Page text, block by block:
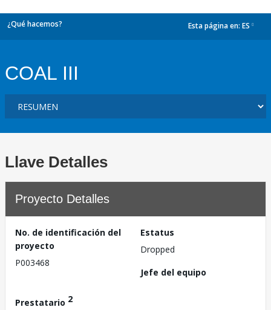
¿Qué hacemos? Esta página en: ES
COAL III
Llave Detalles
Proyecto Detalles
No. de identificación del
proyecto
P003468
Estatus
Dropped
Jefe del equipo
Prestatario 2